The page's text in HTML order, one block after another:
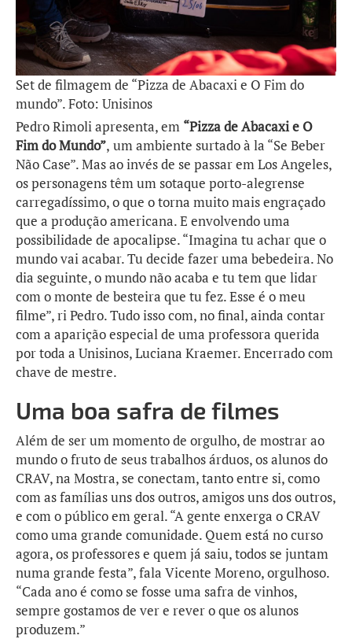
Set de filmagem de “Pizza de Abacaxi e O Fim do
mundo”. Foto: Unisinos
Pedro Rimoli apresenta, em “Pizza de Abacaxi e O
Fim do Mundo”, um ambiente surtado à la “Se Beber
Não Case”. Mas ao invés de se passar em Los Angeles,
os personagens têm um sotaque porto-alegrense
carregadíssimo, o que o torna muito mais engraçado
que a produção americana. E envolvendo uma
possibilidade de apocalipse. “Imagina tu achar que o
mundo vai acabar. Tu decide fazer uma bebedeira. No
dia seguinte, o mundo não acaba e tu tem que lidar
com o monte de besteira que tu fez. Esse é o meu
filme”, ri Pedro. Tudo isso com, no final, ainda contar
com a aparição especial de uma professora querida
por toda a Unisinos, Luciana Kraemer. Encerrado com
chave de mestre.
Uma boa safra de filmes
Além de ser um momento de orgulho, de mostrar ao
mundo o fruto de seus trabalhos árduos, os alunos do
CRAV, na Mostra, se conectam, tanto entre si, como
com as famílias uns dos outros, amigos uns dos outros,
e com o público em geral. “A gente enxerga o CRAV
como uma grande comunidade. Quem está no curso
agora, os professores e quem já saiu, todos se juntam
numa grande festa”, fala Vicente Moreno, orgulhoso.
“Cada ano é como se fosse uma safra de vinhos,
sempre gostamos de ver e rever o que os alunos
produzem.”